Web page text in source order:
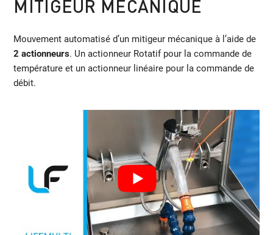
MITIGEUR MÉCANIQUE
Mouvement automatisé d’un mitigeur mécanique à l’aide de
2 actionneurs. Un actionneur Rotatif pour la commande de
température et un actionneur linéaire pour la commande de
débit.